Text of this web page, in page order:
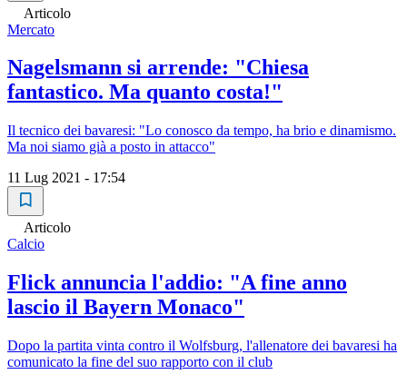
Articolo
Mercato
Nagelsmann si arrende: "Chiesa
fantastico. Ma quanto costa!"
Il tecnico dei bavaresi: "Lo conosco da tempo, ha brio e dinamismo.
Ma noi siamo già a posto in attacco"
11 Lug 2021 - 17:54
Articolo
Calcio
Flick annuncia l'addio: "A fine anno
lascio il Bayern Monaco"
Dopo la partita vinta contro il Wolfsburg, l'allenatore dei bavaresi ha
comunicato la fine del suo rapporto con il club